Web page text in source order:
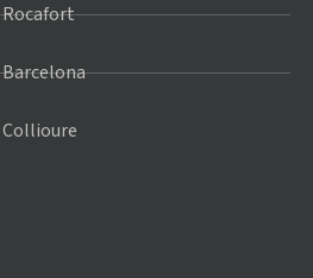
Rocafort
Barcelona
Collioure